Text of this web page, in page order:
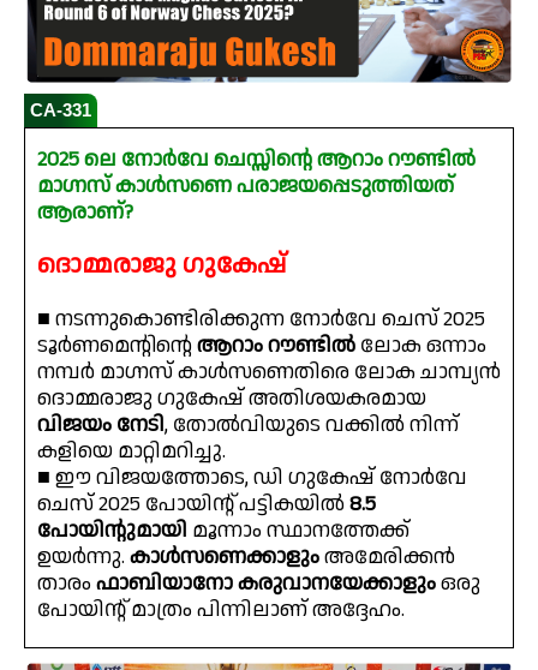
CA-331
2025 ലെ നോർവേ ചെസ്സിന്റെ ആറാം റൗണ്ടിൽ
മാഗ്നസ് കാൾസണെ പരാജയപ്പെടുത്തിയത്
ആരാണ്?
ദൊമ്മരാജു ഗുകേഷ്
■ നടന്നുകൊണ്ടിരിക്കുന്ന നോർവേ ചെസ് 2025
ടൂർണമെന്റിന്റെആറാം റൗണ്ടിൽ ലോക ഒന്നാം
നമ്പർ മാഗ്നസ് കാൾസണെതിരെ ലോക ചാമ്പ്യൻ
ദൊമ്മരാജു ഗുകേഷ് അതിശയകരമായ
വിജയം നേടി, തോൽവിയുടെ വക്കിൽ നിന്ന്
കളിയെ മാറ്റിമറിച്ചു.
■ ഈ വിജയത്തോടെ, ഡി ഗുകേഷ് നോർവേ
ചെസ് 2025 പോയിന്റ് പട്ടികയിൽ 8.5
പോയിന്റുമായി മൂന്നാം സ്ഥാനത്തേക്ക്
ഉയർന്നു. കാൾസണെക്കാളുംഅമേരിക്കൻ
താരം ഫാബിയാനോ കരുവാനയേക്കാളുംഒരു
പോയിന്റ് മാത്രം പിന്നിലാണ് അദ്ദേഹം.